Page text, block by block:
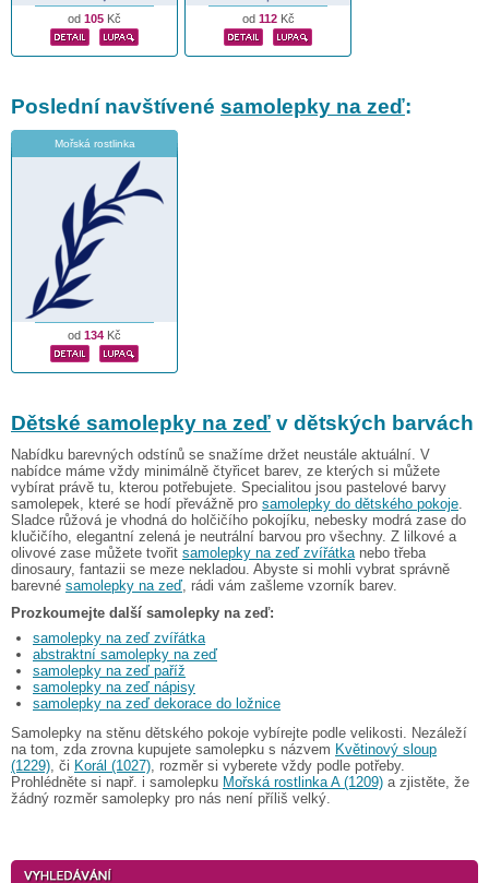
od 105 Kč od 112Kč
Poslední navštívené samolepky na zeď:
Mořská rostlinka
od 134 Kč
Dětské samolepky na zeď v dětských barvách
Nabídku barevných odstínů se snažíme držet neustále aktuální. V
nabídce máme vždy minimálně čtyřicet barev, ze kterých si můžete
vybírat právě tu, kterou potřebujete. Specialitou jsou pastelové barvy
samolepek, které se hodí převážně pro samolepky do dětského pokoje.
Sladce růžová je vhodná do holčičího pokojíku, nebesky modrá zase do
klučičího, elegantní zelená je neutrální barvou pro všechny. Z lilkové a
olivové zase můžete tvořit samolepky na zeď zvířátkanebo třeba
dinosaury, fantazii se meze nekladou. Abyste si mohli vybrat správně
barevné samolepky na zeď, rádi vám zašleme vzorník barev.
Prozkoumejte další samolepky na zeď:
samolepky na zeď zvířátka
abstraktní samolepky na zeď
samolepky na zeď paříž
samolepky na zeď nápisy
samolepky na zeď dekorace do ložnice
Samolepky na stěnu dětského pokoje vybírejte podle velikosti. Nezáleží
na tom, zda zrovna kupujete samolepku s názvem Květinový sloup
(1229), či Korál (1027), rozměr si vyberete vždy podle potřeby.
Prohlédněte si např. i samolepku Mořská rostlinka A (1209) a zjistěte, že
žádný rozměr samolepky pro nás není příliš velký.